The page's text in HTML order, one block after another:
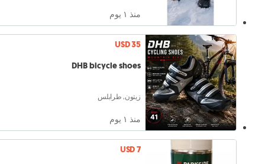
منذ ١ يوم
USD 35
DHB bicycle shoes
زيتون, طرابلس
منذ ١ يوم
USD 7